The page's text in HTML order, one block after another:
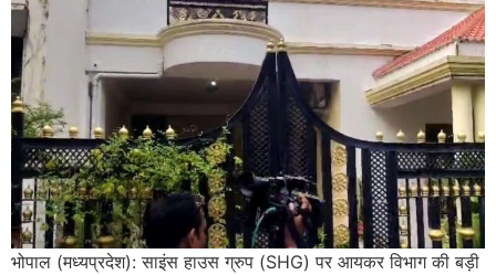
भोपाल (मध्यप्रदेश): साइंस हाउस ग्रुप (SHG) पर आयकर विभाग की बड़ी